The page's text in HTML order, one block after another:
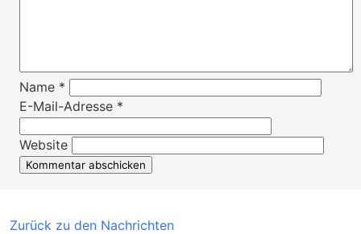
Name *
E-Mail-Adresse *
Website
Zurück zu den Nachrichten